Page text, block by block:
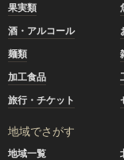
果実類
酒・アルコール
麺類
加工食品
旅行・チケット
地域でさがす
地域一覧